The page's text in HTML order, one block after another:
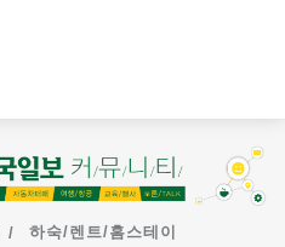
하숙/렌트/홈스테이